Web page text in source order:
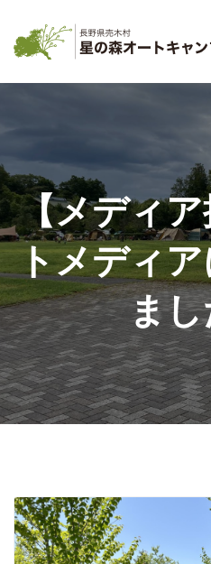
【メディ
トメディ
まし